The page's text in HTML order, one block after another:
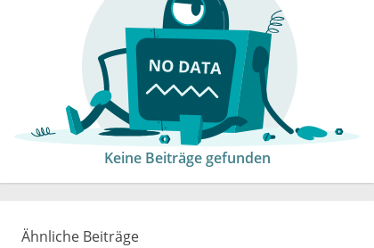
Keine Beiträge gefunden
Ähnliche Beiträge